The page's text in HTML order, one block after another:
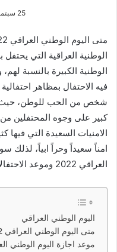
25 سبتمبر، 2022
الوطنية العراقية التي يحتفل
الوطنية الكبيرة بالنسبة
فيه الاحتفال بمظاهر
شخص من الحب للوطن، حيث
كبير على وجوه المحتفلين من
الامنيات السعيدة التي فيها
امناً سعيداً وحراً ابياً، لذلك
العراقي 2022 وموعد الاحتفالات فيه.
اليوم الوطني العراقي
متى اليوم الوطني العراقي 2022
موعد اجازة اليوم الوطني